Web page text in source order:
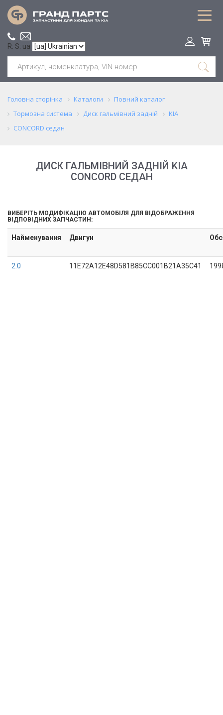
R: S: ua
Головна сторінка Каталоги
Повний каталог
Тормозна система
Диск гальмівний задній
KIA
CONCORD седан
ДИСК ГАЛЬМІВНИЙ ЗАДНІЙ KIA
CONCORD СЕДАН
ВИБЕРІТЬ МОДИФІКАЦІЮ АВТОМОБІЛЯ ДЛЯ ВІДОБРАЖЕННЯ
ВІДПОВІДНИХ ЗАПЧАСТИН:
Найменування Двигун
2.0 11E72A12E48D581B85CC001B21A35C41